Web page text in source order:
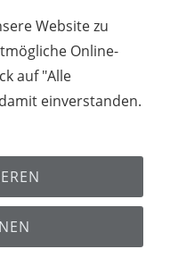
Cookies
Lorenga® e.V.
Website zu
Online-
auf "Alle
einverstanden.